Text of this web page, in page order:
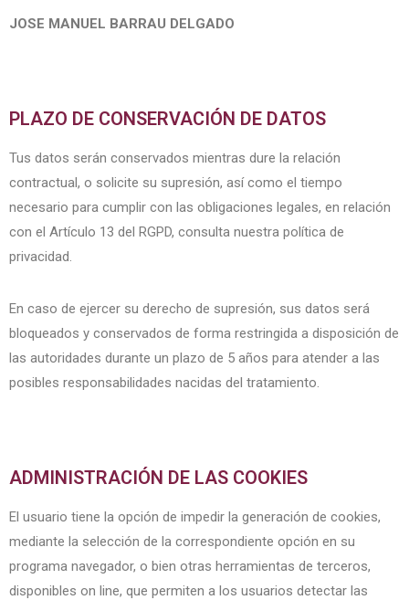
JOSE MANUEL BARRAU DELGADO
PLAZO DE CONSERVACIÓN DE DATOS
Tus datos serán conservados mientras dure la relación
contractual, o solicite su supresión, así como el tiempo
necesario para cumplir con las obligaciones legales, en relación
con el Artículo 13 del RGPD, consulta nuestra política de
privacidad.
En caso de ejercer su derecho de supresión, sus datos será
bloqueados y conservados de forma restringida a disposición de
las autoridades durante un plazo de 5 años para atender a las
posibles responsabilidades nacidas del tratamiento.
ADMINISTRACIÓN DE LAS COOKIES
El usuario tiene la opción de impedir la generación de cookies,
mediante la selección de la correspondiente opción en su
programa navegador, o bien otras herramientas de terceros,
disponibles on line, que permiten a los usuarios detectar las